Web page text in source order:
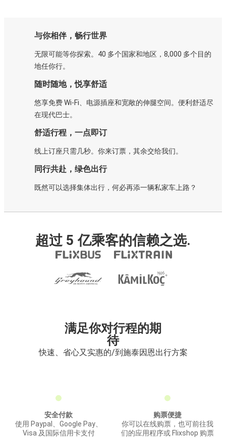
与你相伴，畅行世界
无限可能等你探索。40 多个国家和地区，8,000 多个目的
地任你行。
随时随地，悦享舒适
悠享免费 Wi-Fi、电源插座和宽敞的伸腿空间。便利舒适尽
在现代巴士。
舒适行程，一点即订
线上订座只需几秒。你来订票，其余交给我们。
同行共赴，绿色出行
既然可以选择集体出行，何必再添一辆私家车上路？
超过 5 亿乘客的信赖之选.
满足你对行程的期
待
快速、省心又实惠的/到施泰因恩出行方案
安全付款
使用 Paypal、Google Pay、
Visa 及国际信用卡支付
购票便捷
你可以在线购票，也可前往我
们的应用程序或 Flixshop 购票